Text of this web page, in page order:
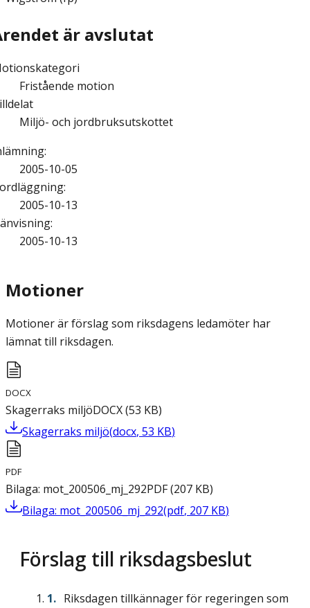
är avslutat
Fristående motion
Miljö- och jordbruksutskottet
:
2005-10-05
:
2005-10-13
:
2005-10-13
Motioner
Motioner är förslag som riksdagens ledamöter har
lämnat till riksdagen.
DOCX
Skagerraks miljöDOCX(53 KB)
Skagerraks miljö(docx, 53 KB)
PDF
Bilaga: mot_200506_mj_292PDF(207 KB)
Bilaga: mot_200506_mj_292(pdf, 207 KB)
Förslag till riksdagsbeslut
Riksdagen tillkännager för regeringen som